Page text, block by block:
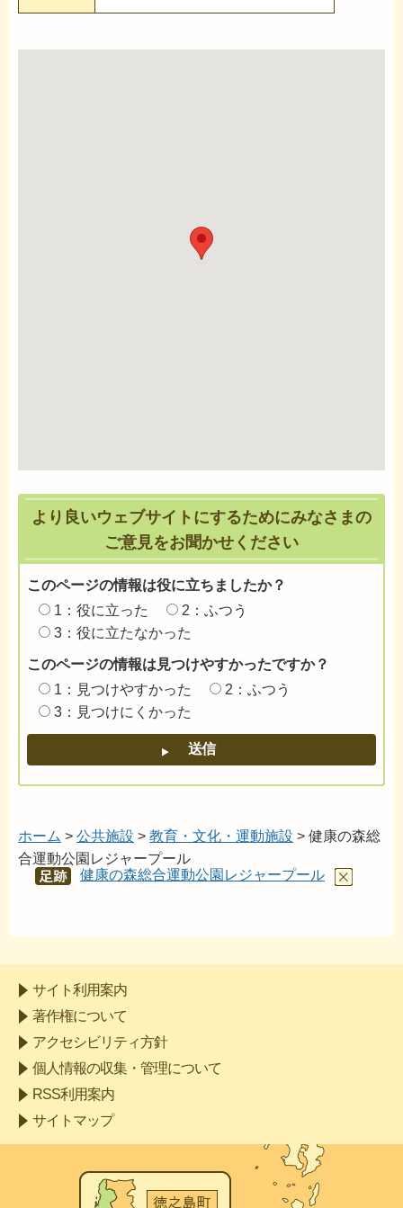
より良いウェブサイトにするためにみなさまの
ご意見をお聞かせください
このページの情報は役に立ちましたか？
1：役に立った
2：ふつう
3：役に立たなかった
このページの情報は見つけやすかったですか？
1：見つけやすかった
2：ふつう
3：見つけにくかった
ホーム > 公共施設 > 教育・文化・運動施設 > 健康の森総
合運動公園レジャープール
あし
健康の森総合運動公園レジャープール
サイト利用案内
著作権について
アクセシビリティ方針
個人情報の収集・管理について
RSS利用案内
サイトマップ